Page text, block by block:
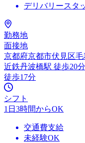
デリバリースタ
勤務地
面接地
京都府京都市伏見区毛
近鉄丹波橋駅 徒歩20
徒歩17分
シフト
1日3時間からOK
交通費支給
未経験OK